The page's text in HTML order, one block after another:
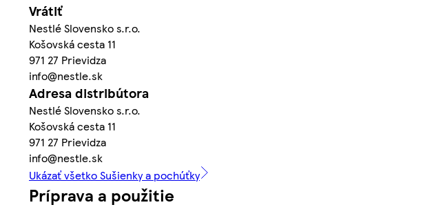
Vrátiť
Nestlé Slovensko s.r.o.
Košovská cesta 11
971 27 Prievidza
info@nestle.sk
Adresa distribútora
Nestlé Slovensko s.r.o.
Košovská cesta 11
971 27 Prievidza
info@nestle.sk
Ukázať všetko Sušienky a pochúťky
Príprava a použitie